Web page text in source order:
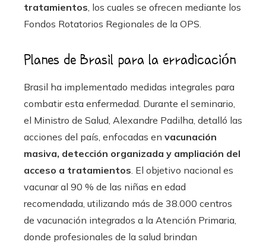
tratamientos , los cuales se ofrecen mediante los
Fondos Rotatorios Regionales de la OPS.
Planes de Brasil para la erradicación
Brasil ha implementado medidas integrales para
combatir esta enfermedad. Durante el seminario,
el Ministro de Salud, Alexandre Padilha, detalló las
acciones del país, enfocadas en vacunación
masiva, detección organizada y ampliación del
acceso a tratamientos . El objetivo nacional es
vacunar al 90 % de las niñas en edad
recomendada, utilizando más de 38.000 centros
de vacunación integrados a la Atención Primaria,
donde profesionales de la salud brindan